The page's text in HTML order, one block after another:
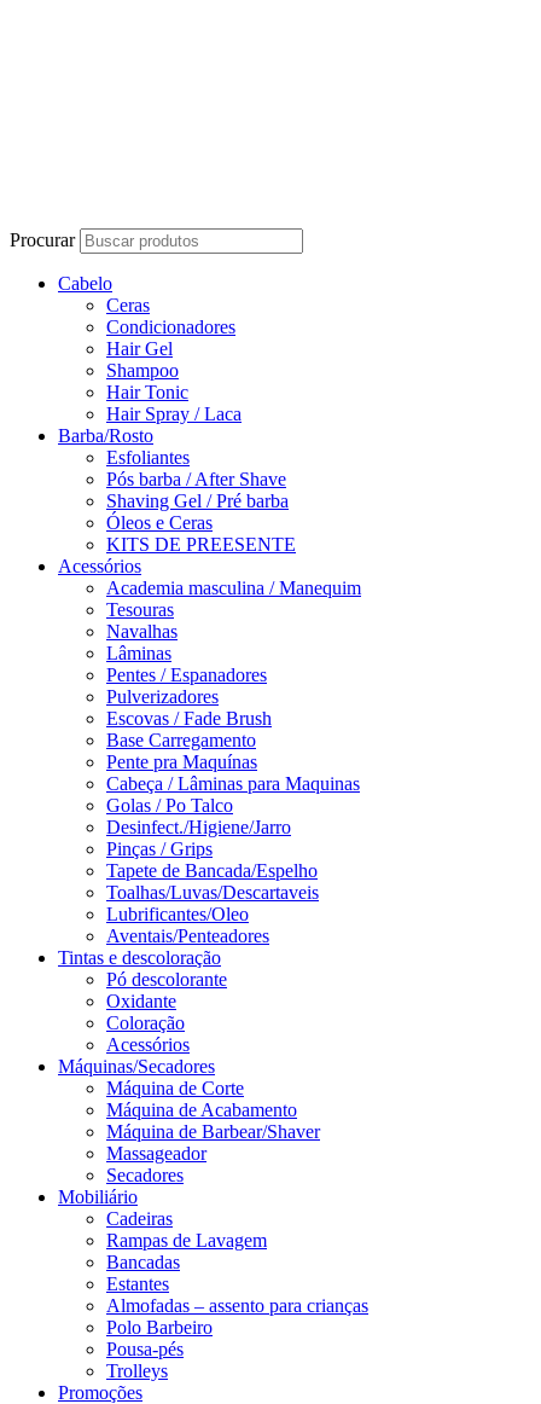
Procurar
Cabelo
Ceras
Condicionadores
Hair Gel
Shampoo
Hair Tonic
Hair Spray / Laca
Barba/Rosto
Esfoliantes
Pós barba / After Shave
Shaving Gel / Pré barba
Óleos e Ceras
KITS DE PREESENTE
Acessórios
Academia masculina / Manequim
Tesouras
Navalhas
Lâminas
Pentes / Espanadores
Pulverizadores
Escovas / Fade Brush
Base Carregamento
Pente pra Maquínas
Cabeça / Lâminas para Maquinas
Golas / Po Talco
Desinfect./Higiene/Jarro
Pinças / Grips
Tapete de Bancada/Espelho
Toalhas/Luvas/Descartaveis
Lubrificantes/Oleo
Aventais/Penteadores
Tintas e descoloração
Pó descolorante
Oxidante
Coloração
Acessórios
Máquinas/Secadores
Máquina de Corte
Máquina de Acabamento
Máquina de Barbear/Shaver
Massageador
Secadores
Mobiliário
Cadeiras
Rampas de Lavagem
Bancadas
Estantes
Almofadas – assento para crianças
Polo Barbeiro
Pousa-pés
Trolleys
Promoções